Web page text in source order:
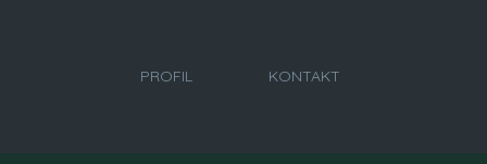
PROFIL KONTAKT